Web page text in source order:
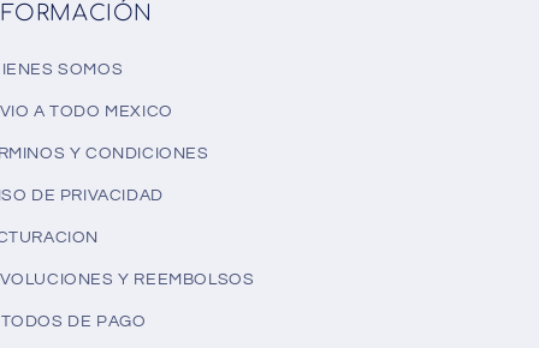
SOMOS
A TODO MEXICO
Y CONDICIONES
DE PRIVACIDAD
Y REEMBOLSOS
DE PAGO